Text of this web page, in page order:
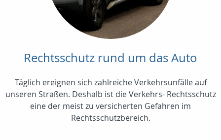
Rechtsschutz rund um das Auto
Täglich ereignen sich zahlreiche Verkehrsunfälle auf
unseren Straßen. Deshalb ist die Verkehrs- Rechtsschutz
eine der meist zu versicherten Gefahren im
Rechtsschutzbereich.